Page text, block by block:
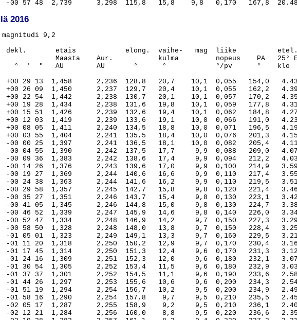
2016
00 28 25,8  -04 54 43  1,289      2,274  167,3    5,5     9,3  0,230   246,4   0.41  25,2     38    94
09.  10.                    00 27 36,5  -05 00 11  1,292      2,275  166,3    6,0     9,4  0,230   246,8   0.37  25,1     48    81
10.  10.                    00 26 47,8  -05 05 28  1,296      2,276  165,3    6,4     9,4  0,220   247,2   0.32  25,0     58    69
11.  10.                    00 25 59,9  -05 10 35  1,300      2,277  164,3    6,8     9,4  0,220   247,6   0.27  25,0     68    56
12.  10.                    00 25 12,7  -05 15 30  1,304      2,278  163,2    7,3     9,4  0,210   248,0   0.23  24,9     78    42
13.  10.                    00 24 26,4  -05 20 14  1,308      2,279  162,1    7,7     9,5  0,210   248,4   0.18  24,8     86    28
14.  10.                    00 23 41,1  -05 24 47  1,313      2,279  161,0    8,2     9,5  0,200   248,9   0.13  24,7     93    14
15.  10.                    00 22 56,6  -05 29 07  1,318      2,280  159,9    8,6     9,5  0,200   249,4   0.08  24,6     98     6
16.  10.                    00 22 13,3  -05 33 15  1,323      2,281  158,8    9,1     9,6  0,190   249,8   0.04  24,6    100    18
17.  10.                    00 21 31,0  -05 37 10  1,328      2,282  157,7    9,5     9,6  0,190   250,4  23.55  24,4     99    33
18.  10.                    00 20 49,8  -05 40 53  1,334      2,283  156,6   10,0     9,6  0,180   250,9  23.50  24,4     95    48
19.  10.                    00 20 09,8  -05 44 23  1,340      2,284  155,5   10,4     9,6  0,180   251,5  23.45  24,3     89    63
20.  10.                    00 19 31,0  -05 47 39  1,346      2,285  154,4   10,9     9,7  0,170   252,1  23.41  24,3     80    78
21.  10.                    00 18 53,5  -05 50 43  1,352      2,285  153,3   11,3     9,7  0,160   252,7  23.36  24,2     70    92
22.  10.                    00 18 17,3  -05 53 33  1,358      2,286  152,2   11,7     9,7  0,160   253,4  23.32  24,2     59   106
23.  10.                    00 17 42,5  -05 56 10  1,365      2,287  151,1   12,1     9,8  0,150   254,1  23.27  24,2     48   120
24.  10.                    00 17 09,0  -05 58 33  1,372      2,288  150,0   12,6     9,8  0,140   254,9  23.23  24,1     38   133
25.  10.                    00 16 37,0  -06 00 42  1,379      2,289  148,9   13,0     9,8  0,140   255,8  23.18  24,1     28   146
26.  10.                    00 16 06,5  -06 02 38  1,386      2,290  147,8   13,4     9,8  0,130   256,8  23.14  24,1     1